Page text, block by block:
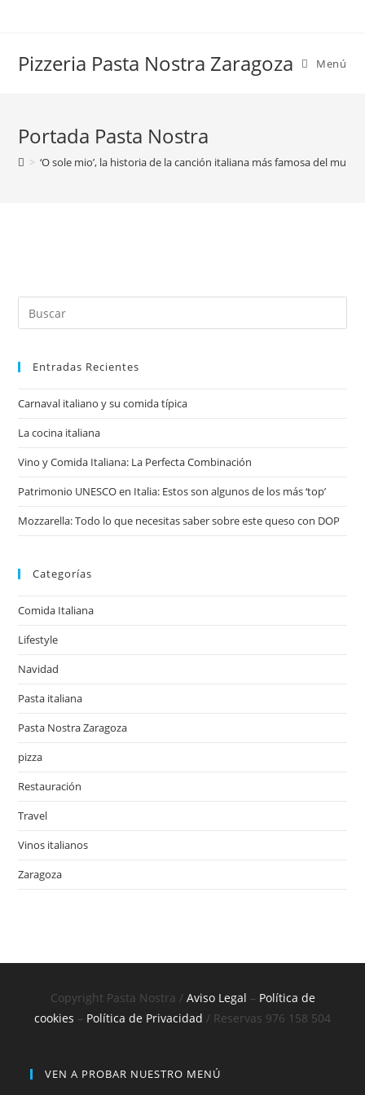
Pizzeria Pasta Nostra Zaragoza Menú
Portada Pasta Nostra
> ‘O sole mio’, la historia de la canción italiana más famosa del
Buscar
en
webEntradas Recientes
Carnaval italiano y su comida típica
La cocina italiana
Vino y Comida Italiana: La Perfecta Combinación
Patrimonio UNESCO en Italia: Estos son algunos de los más ‘top’
Mozzarella: Todo lo que necesitas saber sobre este queso con DOP
Categorías
Comida Italiana
Lifestyle
Navidad
Pasta italiana
Pasta Nostra Zaragoza
pizza
Restauración
Travel
Vinos italianos
Zaragoza
Copyright Pasta Nostra / Aviso Legal – Política de
cookies – Política de Privacidad / Reservas 976 158 504
VEN A PROBAR NUESTRO MENÚ